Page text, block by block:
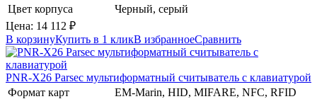
Цвет корпуса
Черный, серый
Цена: 14 112 ₽
В корзинуКупить в 1 кликВ избранноеСравнить
PNR-X26 Parsec мультиформатный считыватель с клавиатурой
Формат карт
EM-Marin, HID, MIFARE, NFC, RFID